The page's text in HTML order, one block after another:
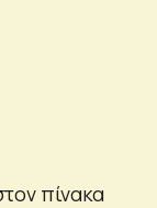
πίνακα